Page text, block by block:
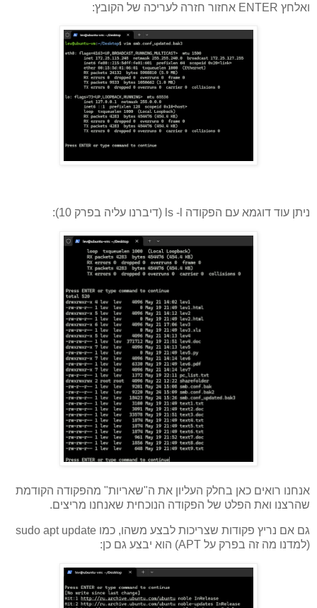
ואלחץ ENTER אחזור חזרה לעריכה של הקובץ:
ניתן עוד דוגמא עם הפקודה ls -l (דיברנו עליה בפרק 10):
אנחנו רואים כאן בחלק העליון את ה"שאריות" מהפקודה הקודמת
שהרצנו ואת הפלט של הפקודה הנוכחית שאנחנו מריצים.
גם אם נריץ פקודות שצריכות לבצע משהו, כמו sudo apt update
(למדנו מה זה בפרק על APT) הוא יבצע גם כן: